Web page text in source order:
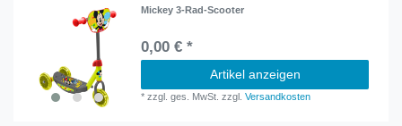
Mickey 3-Rad-Scooter
0,00 € *
Artikel anzeigen
*zzgl. ges. MwSt. zzgl.Versandkosten